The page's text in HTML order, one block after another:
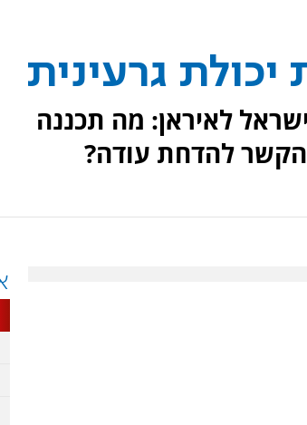
גרעינית
לאיראן: מה תכננה
הקשר להדחת עודה?